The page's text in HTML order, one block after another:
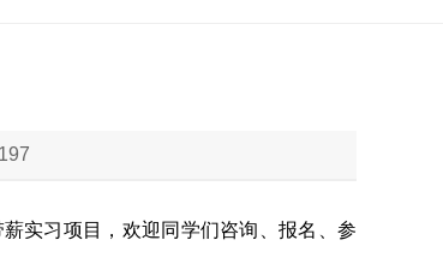
197
实习项目，欢迎同学们咨询、报名、参